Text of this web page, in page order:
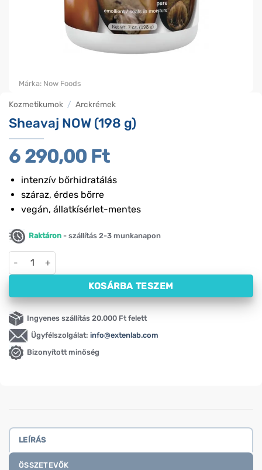
Kozmetikumok / Arckrémek
Sheavaj NOW (198 g)
6 290,00 Ft
intenzív bőrhidratálás
száraz, érdes bőrre
vegán, állatkísérlet-mentes
Raktáron - szállítás 2-3 munkanapon
Sheavaj NOW (198 g) mennyiség
KOSÁRBA TESZEM
Ingyenes szállítás 20.000 Ft felett
Ügyfélszolgálat: info@extenlab.com
Bizonyított minőség
Márka: Now Foods
LEÍRÁS
ÖSSZETEVŐK